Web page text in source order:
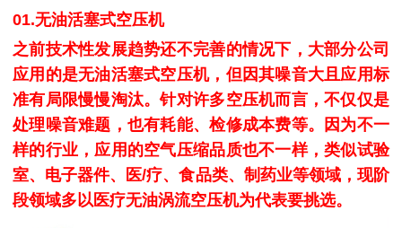
01.无油活塞式空压机
之前技术性发展趋势还不完善的情况下，大部分公司
应用的是无油活塞式空压机，但因其噪音大且应用标
准有局限慢慢淘汰。针对许多空压机而言，不仅仅是
处理噪音难题，也有耗能、检修成本费等。因为不一
样的行业，应用的空气压缩品质也不一样，类似试验
室、电子器件、医/疗、食品类、制药业等领域，现阶
段领域多以医疗无油涡流空压机为代表要挑选。